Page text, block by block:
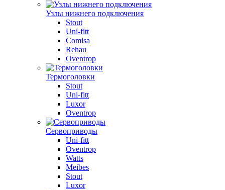
Узлы нижнего подключения
Stout
Uni-fitt
Comisa
Rehau
Oventrop
Термоголовки
Stout
Uni-fitt
Luxor
Oventrop
Сервоприводы
Uni-fitt
Oventrop
Watts
Meibes
Stout
Luxor